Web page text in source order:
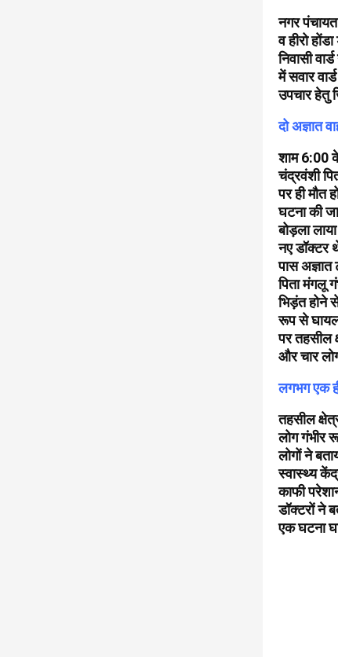
नगर
व हीरो
निवासी
में सवार
उपचार हेतु
दो अज्ञात
शाम 6:00
चंद्रवंशी
पर ही मौत
घटना की
बोड़ला
नए डॉक्टर
पास
पिता मंगलू
भिड़ंत होने
रूप से
पर तहसील
और चार
लगभग एक
तहसील
लोग गंभीर
लोगों ने
स्वास्थ्य
काफी
डॉक्टरों ने
एक घटना